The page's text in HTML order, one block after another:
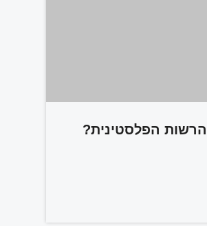
הפלסטינית?